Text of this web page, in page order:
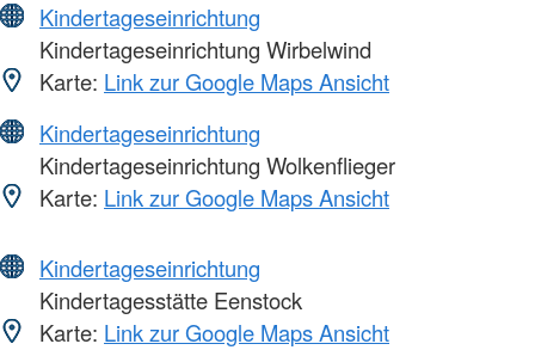
Kindertageseinrichtung
Kindertageseinrichtung Wirbelwind
Karte: Link zur Google Maps Ansicht
Kindertageseinrichtung
Kindertageseinrichtung Wolkenflieger
Karte: Link zur Google Maps Ansicht
Kindertageseinrichtung
Kindertagesstätte Eenstock
Karte: Link zur Google Maps Ansicht